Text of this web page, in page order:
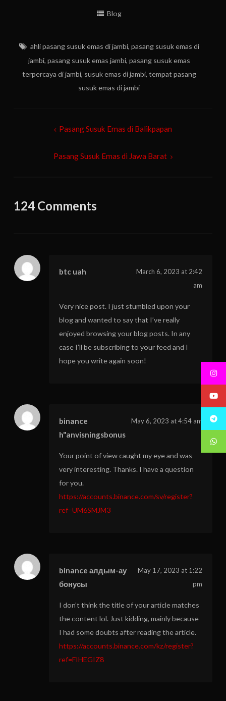
Blog
ahli pasang susuk emas di jambi, pasang susuk emas di
jambi, pasang susuk emas jambi, pasang susuk emas
terpercaya di jambi, susuk emas di jambi, tempat pasang
susuk emas di jambi
Pasang Susuk Emas di Balikpapan
Pasang Susuk Emas di Jawa Barat
124 Comments
btc uah
March 6, 2023 at 2:42
am
Very nice post. I just stumbled upon your
blog and wanted to say that I’ve really
enjoyed browsing your blog posts. In any
case I’ll be subscribing to your feed and I
hope you write again soon!
binance
h"anvisningsbonus
May 6, 2023 at 4:54 am
Your point of view caught my eye and was
very interesting. Thanks. I have a question
for you.
https://accounts.binance.com/sv/register?
ref=UM6SMJM3
binance алдым-ау
бонусы
May 17, 2023 at 1:22
pm
I don’t think the title of your article matches
the content lol. Just kidding, mainly because
I had some doubts after reading the article.
https://accounts.binance.com/kz/register?
ref=FIHEGIZ8